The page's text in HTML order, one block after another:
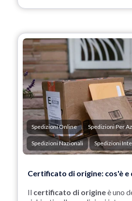
Spedizioni Online Spedizioni Per
Spedizioni Nazionali Spedizioni
Certificato di origine: cos'è e
Il certificato di origineè uno